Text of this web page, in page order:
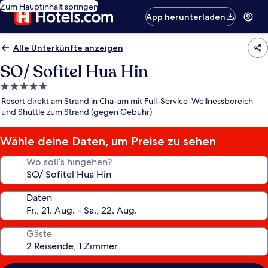
Zum Hauptinhalt springen
App herunterladen
Alle Unterkünfte anzeigen
SO/ Sofitel Hua Hin
5.0-
Sterne-
Unterkunft
Resort direkt am Strand in Cha-am mit Full-Service-Wellnessbereich
und Shuttle zum Strand (gegen Gebühr)
Wähle deine Daten, um Preise zu sehen
Wo soll’s hingehen?
Daten
Gäste